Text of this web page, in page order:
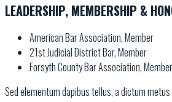
LEADERSHIP, MEMBERSHIP &
American Bar Association, Member
21st Judicial District Bar, Member
Forsyth County Bar Association, Member
Sed elementum dapibus tellus, a dictum